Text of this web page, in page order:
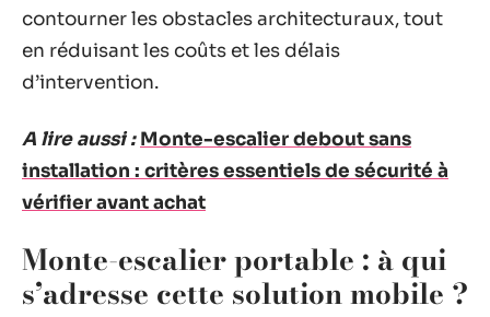
contourner les obstacles architecturaux, tout
en réduisant les coûts et les délais
d’intervention.
A lire aussi : Monte-escalier debout sans
installation : critères essentiels de sécurité à
vérifier avant achat
Monte-escalier portable : à qui
s’adresse cette solution mobile ?